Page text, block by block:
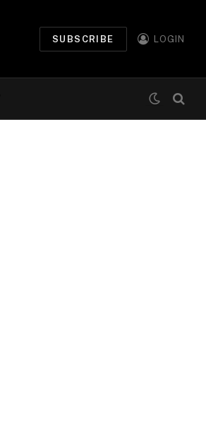
SUBSCRIBE LOGIN